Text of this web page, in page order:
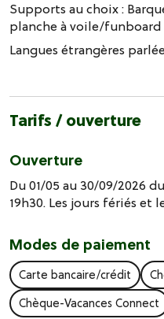
Supports au choix :
planche à voile/funboard
Langues étrangères
Tarifs / ouverture
Ouverture
Du 01/05 au 30/09/2026
19h30. Les jours fériés et
Modes de paiement
Carte bancaire/crédit
Chèque-Vacances Connect